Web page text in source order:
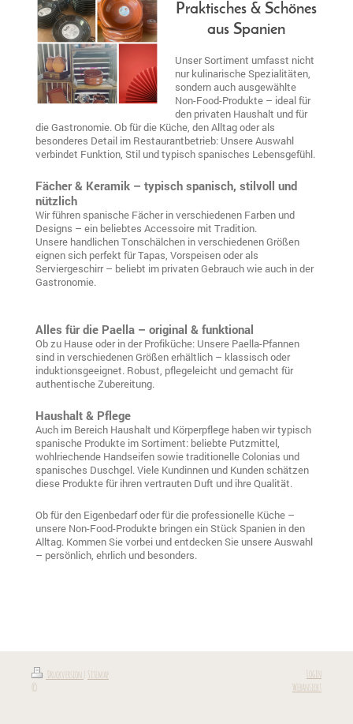
Praktisches & Schönes
aus Spanien
Unser Sortiment umfasst nicht
nur kulinarische Spezialitäten,
sondern auch ausgewählte
Non-Food-Produkte – ideal für
den privaten Haushalt und für
die Gastronomie. Ob für die Küche, den Alltag oder als
besonderes Detail im Restaurantbetrieb: Unsere Auswahl
verbindet Funktion, Stil und typisch spanisches Lebensgefühl.
Fächer & Keramik – typisch spanisch, stilvoll und
nützlich
Wir führen spanische Fächer in verschiedenen Farben und
Designs – ein beliebtes Accessoire mit Tradition.
Unsere handlichen Tonschälchen in verschiedenen Größen
eignen sich perfekt für Tapas, Vorspeisen oder als
Serviergeschirr – beliebt im privaten Gebrauch wie auch in der
Gastronomie.
Alles für die Paella – original & funktional
Ob zu Hause oder in der Profiküche: Unsere Paella-Pfannen
sind in verschiedenen Größen erhältlich – klassisch oder
induktionsgeeignet. Robust, pflegeleicht und gemacht für
authentische Zubereitung.
Haushalt & Pflege
Auch im Bereich Haushalt und Körperpflege haben wir typisch
spanische Produkte im Sortiment: beliebte Putzmittel,
wohlriechende Handseifen sowie traditionelle Colonias und
spanisches Duschgel. Viele Kundinnen und Kunden schätzen
diese Produkte für ihren vertrauten Duft und ihre Qualität.
Ob für den Eigenbedarf oder für die professionelle Küche –
unsere Non-Food-Produkte bringen ein Stück Spanien in den
Alltag. Kommen Sie vorbei und entdecken Sie unsere Auswahl
– persönlich, ehrlich und besonders.
Druckversion Sitemap
©
Login
Webansicht